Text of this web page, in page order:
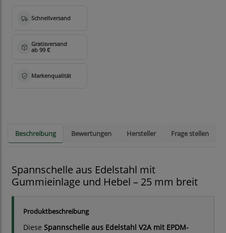
Beschreibung Bewertungen Hersteller Frage stellen
Spannschelle aus Edelstahl mit
Gummieinlage und Hebel – 25 mm breit
Produktbeschreibung
Diese Spannschelle aus Edelstahl V2A mit EPDM-